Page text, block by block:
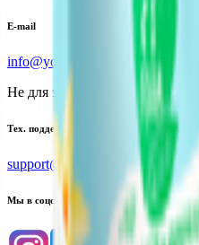
E-mail
info@yoda.by
Не для электронных обращений
Тех. поддержка
support@yoda.by
Мы в соцсетях